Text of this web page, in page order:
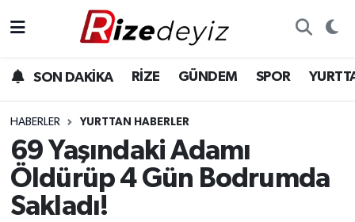
SON DAKİKA RİZE GÜNDEM SPOR
HABERLER YURTTAN HABERLER
69 Yaşındaki Adamı
Öldürüp 4 Gün Bodrumda
Sakladı!
Gündem
Yurttan Haberler
Ekonomi
Rize Hava Durumu
Rize Trafik Yoğunluk Haritası
Süper Lig Puan Durumu ve Fikstür